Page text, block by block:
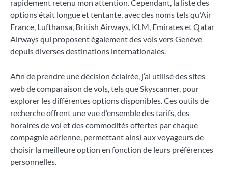
rapidement retenu mon attention. Cependant, la liste des
options était longue et tentante, avec des noms tels qu’Air
France, Lufthansa, British Airways, KLM, Emirates et Qatar
Airways qui proposent également des vols vers Genève
depuis diverses destinations internationales.
Afin de prendre une décision éclairée, j’ai utilisé des sites
web de comparaison de vols, tels que Skyscanner, pour
explorer les différentes options disponibles. Ces outils de
recherche offrent une vue d’ensemble des tarifs, des
horaires de vol et des commodités offertes par chaque
compagnie aérienne, permettant ainsi aux voyageurs de
choisir la meilleure option en fonction de leurs préférences
personnelles.